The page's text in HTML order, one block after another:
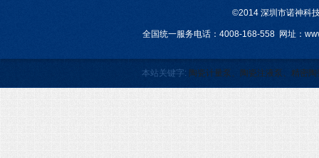
©2014 深圳市诺神科
全国统一服务电话：4008-168-558 网址：
本站关键字: 陶瓷计量泵、陶瓷注液泵、精密